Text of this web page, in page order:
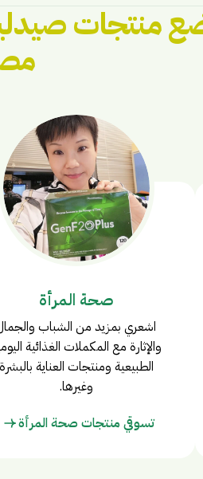
منتجات
صحة المرأة
اشعري بمزيد من الشباب
والإثارة مع المكملات الغذائية
الطبيعية ومنتجات العناية بالبشرة
وغيرها.
تسوقي منتجات صحة المرأة